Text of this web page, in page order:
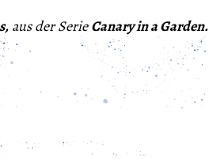
aus der SerieCanary in a Garden.